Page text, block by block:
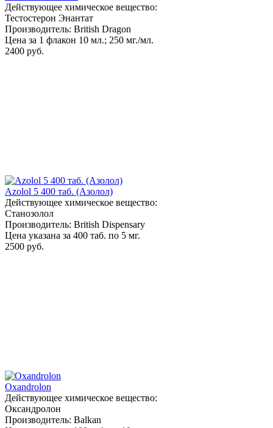
Действующее химическое вещество:
Тестостерон Энантат
Производитель: British Dragon
Цена за 1 флакон 10 мл.; 250 мг./мл.
2400 руб.
Azolol 5 400 таб. (Азолол)
Действующее химическое вещество:
Станозолол
Производитель: British Dispensary
Цена указана за 400 таб. по 5 мг.
2500 руб.
Oxandrolon
Действующее химическое вещество:
Оксандролон
Производитель: Balkan